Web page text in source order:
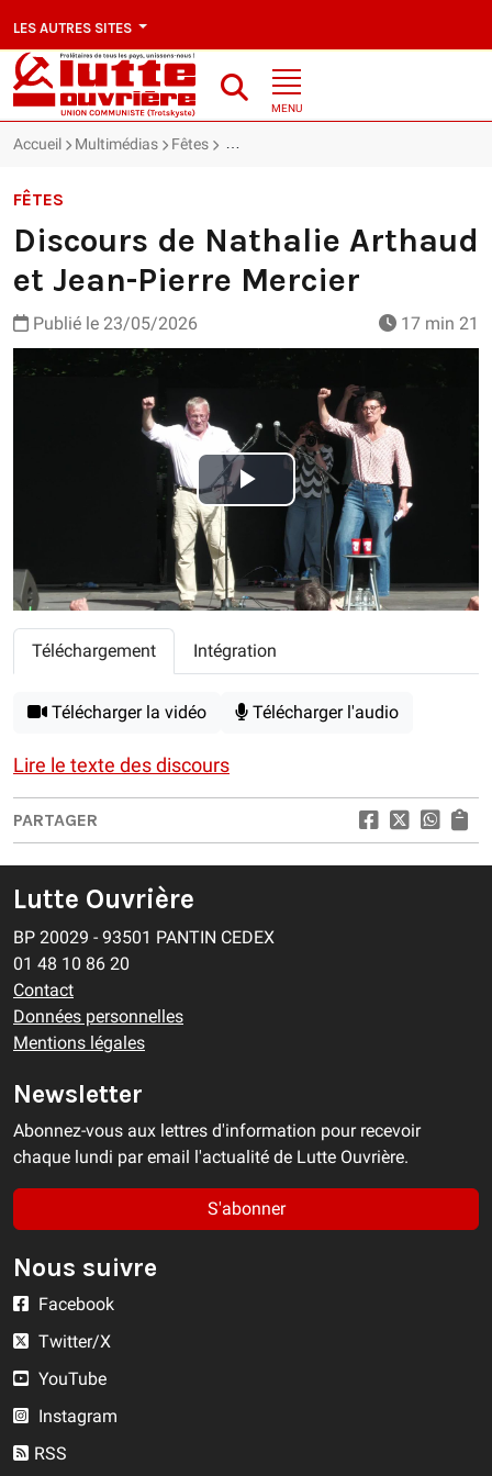
LES AUTRES SITES
MENU
Accueil Multimédias Fêtes Discours de Nathalie Arthaud et Jean-
FÊTES
Discours de Nathalie Arthaud
et Jean-Pierre Mercier
Publié le 23/05/2026 17 min 21
Play
Video
Téléchargement Intégration
Télécharger la vidéo Télécharger l'audio
Lire le texte des discours
PARTAGER
Lutte Ouvrière
BP 20029 - 93501 PANTIN CEDEX
01 48 10 86 20
Contact
Données personnelles
Mentions légales
Newsletter
Abonnez-vous aux lettres d'information pour recevoir
chaque lundi par email l'actualité de Lutte Ouvrière.
S'abonner
Nous suivre
Facebook
Twitter/X
YouTube
Instagram
RSS